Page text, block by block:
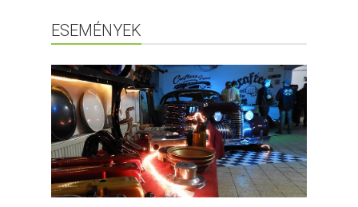
ESEMÉNYEK